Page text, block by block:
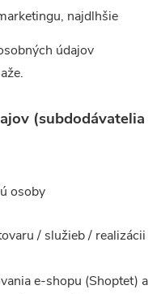
najdlhšie
údajov
(subdodávatelia
osoby
/ služieb / realizácii
e-shopu (Shoptet) a